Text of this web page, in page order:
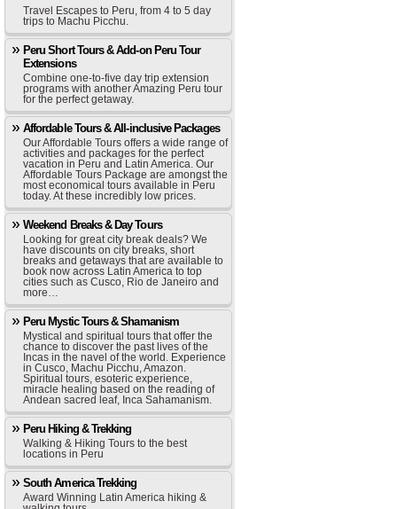
Travel Escapes to Peru, from 4 to 5 day
trips to Machu Picchu.
Peru Short Tours & Add-on Peru Tour
Extensions
Combine one-to-five day trip extension
programs with another Amazing Peru tour
for the perfect getaway.
Affordable Tours & All-inclusive Packages
Our Affordable Tours offers a wide range of
activities and packages for the perfect
vacation in Peru and Latin America. Our
Affordable Tours Package are amongst the
most economical tours available in Peru
today. At these incredibly low prices.
Weekend Breaks & Day Tours
Looking for great city break deals? We
have discounts on city breaks, short
breaks and getaways that are available to
book now across Latin America to top
cities such as Cusco, Rio de Janeiro and
more…
Peru Mystic Tours & Shamanism
Mystical and spiritual tours that offer the
chance to discover the past lives of the
Incas in the navel of the world. Experience
in Cusco, Machu Picchu, Amazon.
Spiritual tours, esoteric experience,
miracle healing based on the reading of
Andean sacred leaf, Inca Sahamanism.
Peru Hiking & Trekking
Walking & Hiking Tours to the best
locations in Peru
South America Trekking
Award Winning Latin America hiking &